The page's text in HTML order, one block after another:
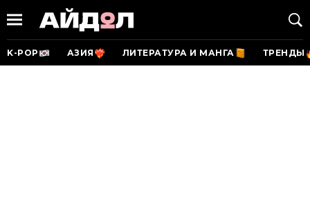
K-POP АЗИЯ ЛИТЕРАТУРА И МАНГА ТРЕНДЫ